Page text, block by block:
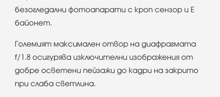
безогледални фотоапарати с кроп сензор и Е
байонет.
Големият максимален отвор на диафрагмата
f/1.8 осигурява изключителни изображения от
добре осветени пейзажи до кадри на закрито
при слаба светлина.